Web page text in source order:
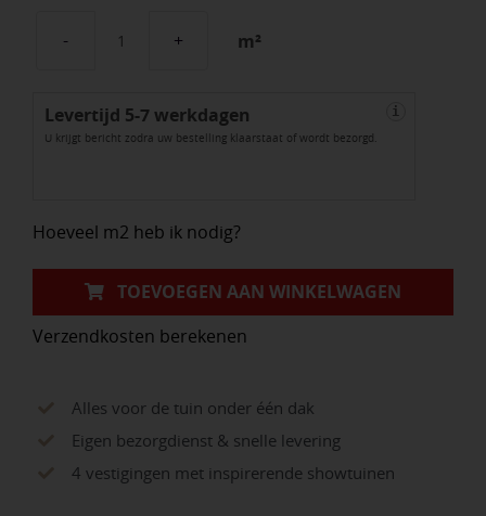
Beste
605
Uni
aantal
m²
Levertijd 5-7 werkdagen
U krijgt bericht zodra uw bestelling klaarstaat of wordt bezorgd.
i
Hoeveel m2 heb ik nodig?
TOEVOEGEN AAN WINKELWAGEN
Verzendkosten berekenen
Alles voor de tuin onder één dak
Eigen bezorgdienst & snelle levering
4 vestigingen met inspirerende showtuinen